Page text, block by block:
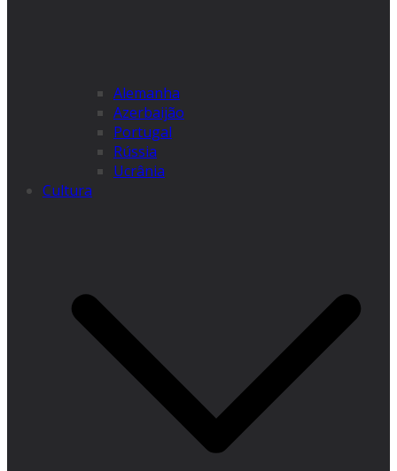
Alemanha
Azerbaijão
Portugal
Rússia
Ucrânia
Cultura